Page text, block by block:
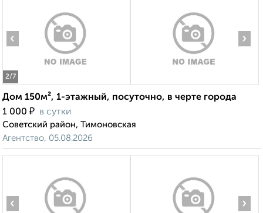
2/7
‹ ›
Дом 150м², 1-этажный, посуточно, в черте города
1 000 ₽ в сутки
Советский район, Тимоновская
Агентство, 05.08.2026
‹ ›